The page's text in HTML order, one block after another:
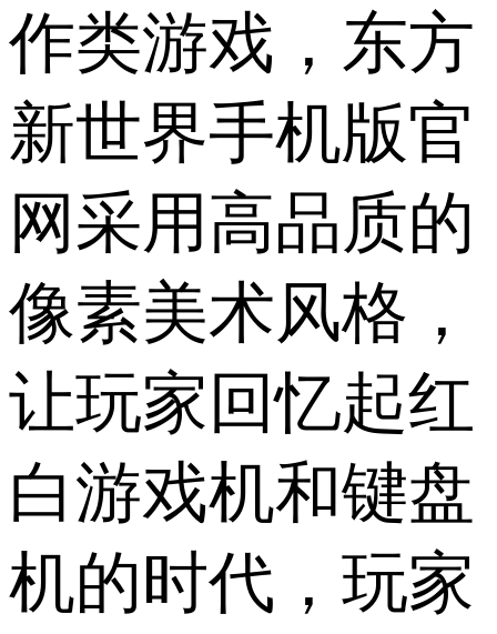
作类游戏，东方
新世界手机版官
网采用高品质的
像素美术风格，
让玩家回忆起红
白游戏机和键盘
机的时代，玩家